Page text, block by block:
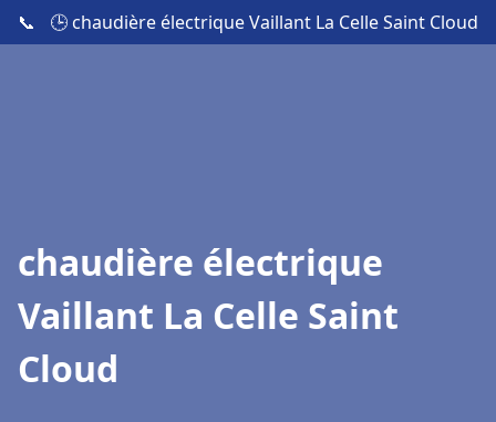
📞 🕒 chaudière électrique Vaillant La Celle Saint Cloud
chaudière électrique
Vaillant La Celle Saint
Cloud